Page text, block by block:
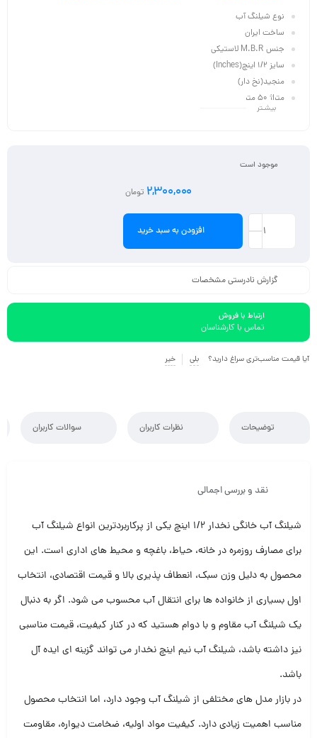
نوع شیلنگ آب
ساخت ايران
جنس M.B.R لاستيكى
سايز 1/2 اينچ(Inches)
منجيد(نخ دار)
متراژ 50 متر
متریال متوسط
بیشـتر
موجود است
2,300,000 تومان
افزودن به سبد خرید
گزارش نادرستی مشخصات
ارتباط با فروش
تماس با کارشناسان
آیا قیمت مناسب‌تری سراغ دارید؟ بلی خیر
توضیحات نظرات کاربران سوالات کاربران
نقد و بررسی اجمالی
شیلنگ آب خانگی نخدار 1/2 اینچ یکی از پرکاربردترین انواع شیلنگ آب
برای مصارف روزمره در خانه، حیاط، باغچه و محیط های اداری است. این
محصول به دلیل وزن سبک، انعطاف پذیری بالا و قیمت اقتصادی، انتخاب
اول بسیاری از خانواده ها برای انتقال آب محسوب می شود. اگر به دنبال
یک شیلنگ آب مقاوم و با دوام هستید که در کنار کیفیت، قیمت مناسبی
نیز داشته باشد، شیلنگ آب نیم اینچ نخدار می تواند گزینه ای ایده آل
باشد.
در بازار مدل های مختلفی از شیلنگ آب وجود دارد، اما انتخاب محصول
مناسب اهمیت زیادی دارد. کیفیت مواد اولیه، ضخامت دیواره، مقاومت